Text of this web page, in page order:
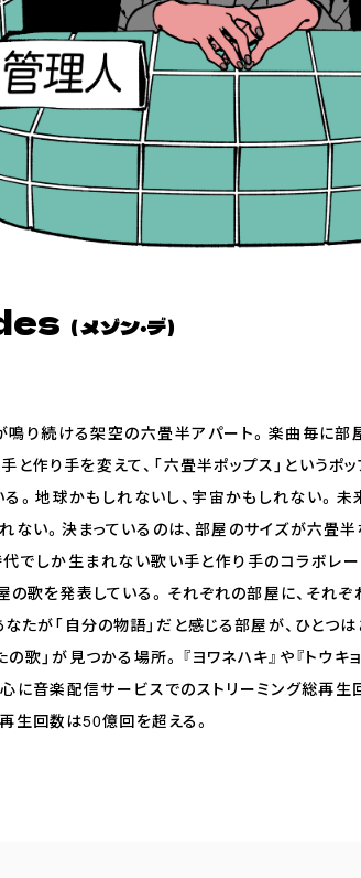
（メゾン・デ）
鳴り続ける架空の六畳半アパート。楽曲毎に部
と作り手を変えて、「六畳半ポップス」というポッ
。地球かもしれないし、宇宙かもしれない。未
ない。決まっているのは、部屋のサイズが六畳半
でしか生まれない歌い手と作り手のコラボレー
の歌を発表している。それぞれの部屋に、それぞ
なたが「自分の物語」だと感じる部屋が、ひとつは
歌」が見つかる場所。『ヨワネハキ』や『トウキ
心に音楽配信サービスでのストリーミング総再生
生回数は50億回を超える。